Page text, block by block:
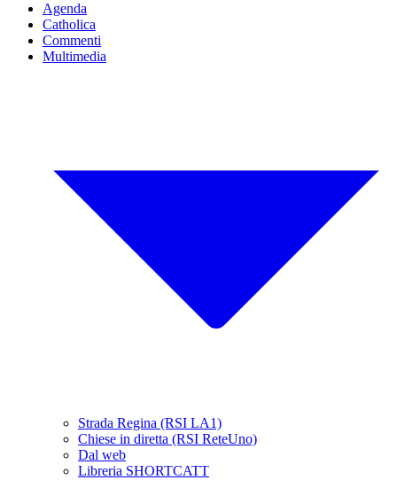
Agenda
Catholica
Commenti
Multimedia
Strada Regina (RSI LA1)
Chiese in diretta (RSI ReteUno)
Dal web
Libreria SHORTCATT